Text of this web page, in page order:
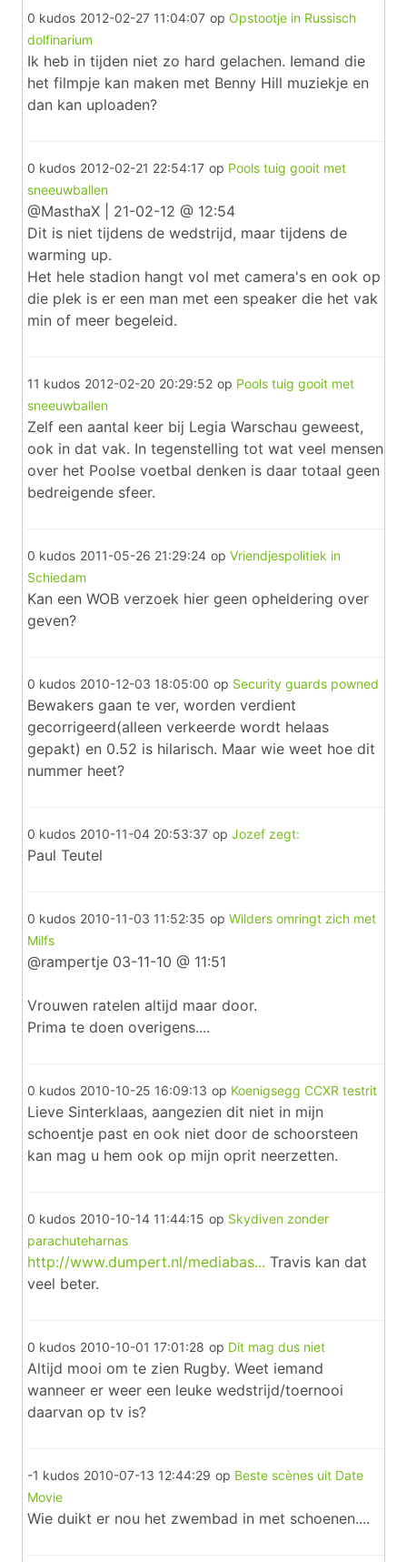
0 kudos 2012-02-27 11:04:07 op Opstootje in Russisch
dolfinarium
Ik heb in tijden niet zo hard gelachen. Iemand die
het filmpje kan maken met Benny Hill muziekje en
dan kan uploaden?
0 kudos 2012-02-21 22:54:17 op Pools tuig gooit met
sneeuwballen
@MasthaX | 21-02-12 @ 12:54
Dit is niet tijdens de wedstrijd, maar tijdens de
warming up.
Het hele stadion hangt vol met camera's en ook op
die plek is er een man met een speaker die het vak
min of meer begeleid.
11 kudos 2012-02-20 20:29:52 op Pools tuig gooit met
sneeuwballen
Zelf een aantal keer bij Legia Warschau geweest,
ook in dat vak. In tegenstelling tot wat veel mensen
over het Poolse voetbal denken is daar totaal geen
bedreigende sfeer.
0 kudos 2011-05-26 21:29:24 op Vriendjespolitiek in
Schiedam
Kan een WOB verzoek hier geen opheldering over
geven?
0 kudos 2010-12-03 18:05:00 op Security guards powned
Bewakers gaan te ver, worden verdient
gecorrigeerd(alleen verkeerde wordt helaas
gepakt) en 0.52 is hilarisch. Maar wie weet hoe dit
nummer heet?
0 kudos 2010-11-04 20:53:37 op Jozef zegt:
Paul Teutel
0 kudos 2010-11-03 11:52:35 op Wilders omringt zich met
Milfs
@rampertje 03-11-10 @ 11:51
Vrouwen ratelen altijd maar door.
Prima te doen overigens....
0 kudos 2010-10-25 16:09:13 op Koenigsegg CCXR testrit
Lieve Sinterklaas, aangezien dit niet in mijn
schoentje past en ook niet door de schoorsteen
kan mag u hem ook op mijn oprit neerzetten.
0 kudos 2010-10-14 11:44:15 op Skydiven zonder
parachuteharnas
http://www.dumpert.nl/mediabas... Travis kan dat
veel beter.
0 kudos 2010-10-01 17:01:28 op Dit mag dus niet
Altijd mooi om te zien Rugby. Weet iemand
wanneer er weer een leuke wedstrijd/toernooi
daarvan op tv is?
-1 kudos 2010-07-13 12:44:29 op Beste scènes uit Date
Movie
Wie duikt er nou het zwembad in met schoenen....